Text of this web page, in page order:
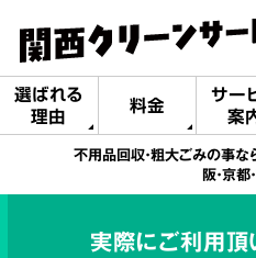
選ばれる
理由
料金
サー
案
不用品回収・粗大ごみの事な
阪・京都
実際にご利用頂